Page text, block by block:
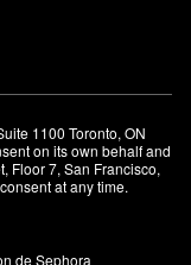
1100 Toronto, ON
on its own behalf and
Floor 7, San Francisco,
at any time.
de Sephora